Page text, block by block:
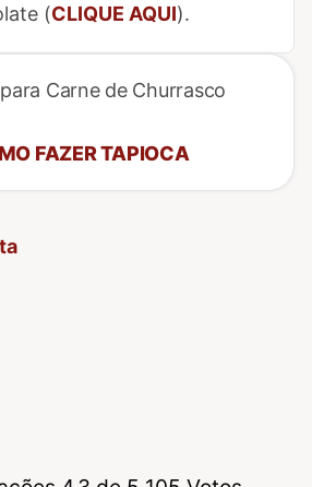
(CLIQUE AQUI).
Carne de Churrasco
FAZER TAPIOCA